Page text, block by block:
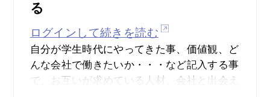
る
ログインして続きを読む
自分が学生時代にやってきた事、価値観、ど
んな会社で働きたいか・・・など記入する事
で、お互いが求めている人材、会社と出会え